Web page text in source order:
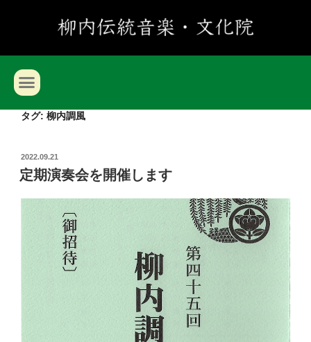
タグ: 柳内調風
2022.09.21
定期演奏会を開催します